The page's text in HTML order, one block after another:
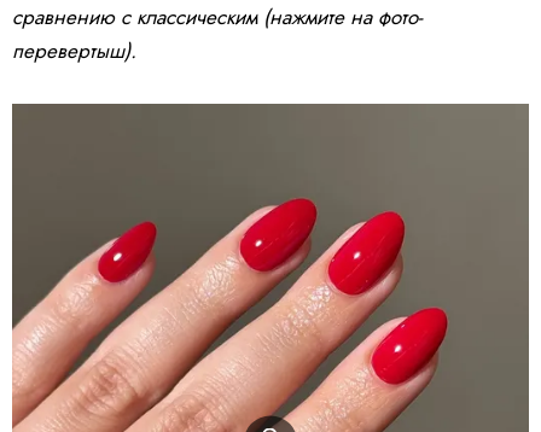
сравнению с классическим (нажмите на фото-
перевертыш).